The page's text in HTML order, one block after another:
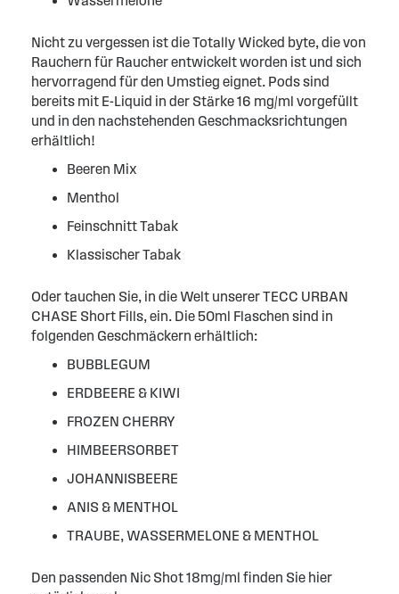
Nicht zu vergessen ist die Totally Wicked byte, die von
Rauchern für Raucher entwickelt worden ist und sich
hervorragend für den Umstieg eignet. Pods sind
bereits mit E-Liquid in der Stärke 16 mg/ml vorgefüllt
und in den nachstehenden Geschmacksrichtungen
erhältlich!
Beeren Mix
Menthol
Feinschnitt Tabak
Klassischer Tabak
Oder tauchen Sie, in die Welt unserer TECC URBAN
CHASE Short Fills, ein. Die 50ml Flaschen sind in
folgenden Geschmäckern erhältlich:
BUBBLEGUM
ERDBEERE & KIWI
FROZEN CHERRY
HIMBEERSORBET
JOHANNISBEERE
ANIS & MENTHOL
TRAUBE, WASSERMELONE & MENTHOL
Den passenden Nic Shot 18mg/ml finden Sie hier